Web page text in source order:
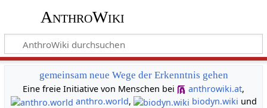
AnthroWiki
gemeinsam neue Wege der Erkenntnis gehen
Eine freie Initiative von Menschen bei
anthrowiki.at,
anthro.world, biodyn.wiki und